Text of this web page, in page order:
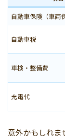
自動車保険（車両
自動車税
車検・整備費
充電代
意外かもしれま